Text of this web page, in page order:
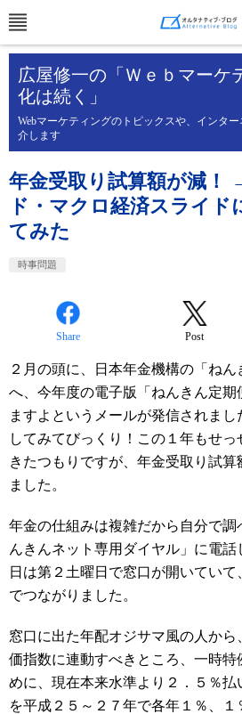
広屋修一の「Ｗｅｂマーケ
化は続く」
Webマーケティングのトピックスや、インタ
介します
年金受取り試算額が減！
ド・マクロ経済スライド
てみた
時事問題
Share Post
２月の頭に、日本年金機構の「ね
へ、今年度の電子版「ねんきん定期
ますよというメールが発信されま
してみてびっくり！この１年もせ
きたつもりですが、年金受取り試算
ました。
年金の仕組みは複雑だから自分で調
んきんネット専用ダイヤル」に電
日は第２土曜日で窓口が開いてい
でつながりました。
窓口に出た年配オジサマ風の人か
価指数に連動すべきところ、一時特
めに、現在本来水準より２．５％
を平成２５～２７年で各年１％、１